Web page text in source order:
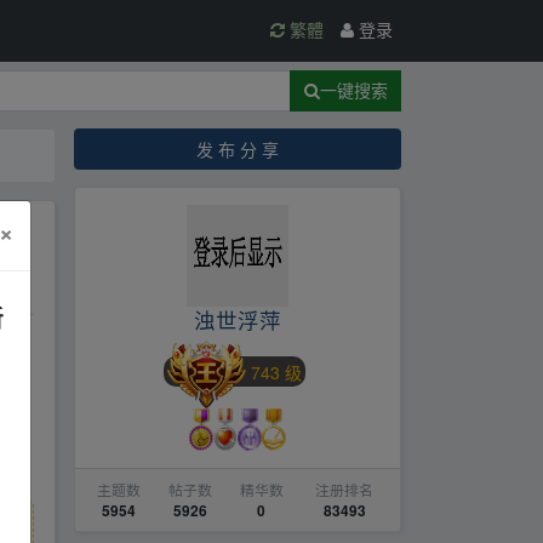
繁體 登录
一键搜索
发 布 分 享
浊世浮萍
743 级
主题数
5954
帖子数
5926
精华数
0
注册排名
83493
×